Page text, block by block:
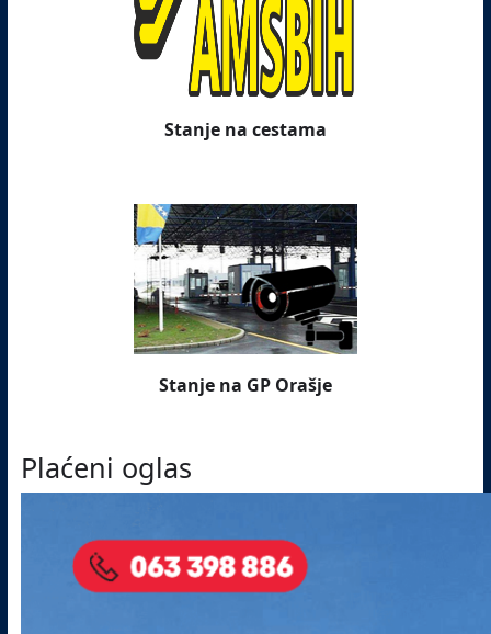
Stanje na cestama
Stanje na GP Orašje
Plaćeni oglas